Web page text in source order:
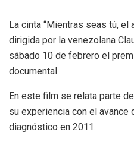
La cinta “Mientras seas tú, el
dirigida por la venezolana
sábado 10 de febrero el
documental.
En este film se relata parte
su experiencia con el
diagnóstico en 2011.